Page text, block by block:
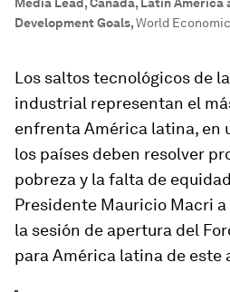
Development Goals,World
Los saltos tecnológicos de
industrial representan el
enfrenta América latina, en
los países deben resolver
pobreza y la falta de
Presidente Mauricio Macri
la sesión de apertura del
para América latina de este